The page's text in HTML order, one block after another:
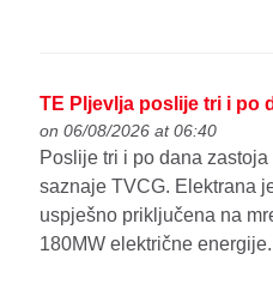
TE Pljevlja poslije tri i po
on 06/08/2026 at 06:40
Poslije tri i po dana
saznaje TVCG. Elektrana
uspješno priključena na
180MW električne energije.